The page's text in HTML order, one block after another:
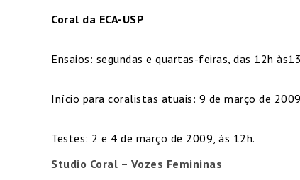
Coral da ECA-USP
Ensaios: segundas e quartas-feiras, das 12h
Início para coralistas atuais: 9 de março de 2009
Testes: 2 e 4 de março de 2009, às 12h.
Studio Coral – Vozes Femininas